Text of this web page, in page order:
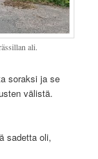
ali.
soraksi ja se
välistä.
sadetta oli,